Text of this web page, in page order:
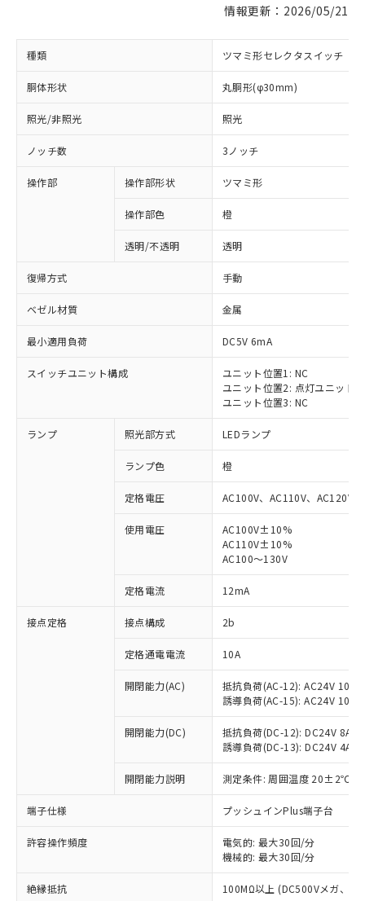
情報更新：2026/05/21
種類 ツマミ形セレクタスイッチ
胴体形状 丸胴形(φ30mm)
照光/非照光 照光
ノッチ数 3ノッチ
操作部 操作部形状 ツマミ形
操作部色 橙
透明/不透明 透明
復帰方式 手動
ベゼル材質 金属
最小適用負荷 DC5V 6mA
スイッチユニット構成
ユニット位置1: NC
ユニット位置2: 点灯ユニット
ユニット位置3: NC
ランプ 照光部方式 LEDランプ
ランプ色 橙
定格電圧 AC100V、AC110V、AC120V
使用電圧
AC100V±10%
AC110V±10%
AC100～130V
定格電流 12mA
接点定格 接点構成 2b
定格通電電流 10A
開閉能力(AC)
抵抗負荷(AC-12): AC24V 10A/
誘導負荷(AC-15): AC24V
開閉能力(DC)
抵抗負荷(DC-12): DC24V 8A/
誘導負荷(DC-13): DC24V 4A/
開閉能力説明 測定条件: 周囲温度 20±2℃、
端子仕様 プッシュインPlus端子台
許容操作頻度
電気的: 最大30回/分
機械的: 最大30回/分
絶縁抵抗 100MΩ以上 (DC500Vメガ、点
ご利用条件
以下の条件をお読みいただき、同意のうえ
ご利用ください。
商品の当社在庫状況および標準価格
(税抜)を提供させていただくもので
当社制御機器事業取扱商品の中には、
本サービスの対象外となる商品もある
ことをご了承ください。
在庫状況および標準価格照会結果は、
記載している更新日時点での社内デー
タに基づき作成されるものであり、閲
覧された時点での実際の在庫および標
※1 対応状況
対応済み：EU RoHS指令（10物質）の
非含有に対応した製品が提供可能な商品で
対応予定：EU RoHS指令（10物質）の非含
有に対応した製品に切り替える予定のある
対応予定なし：EU RoHS指令（10物質）の
非含有に非対応の商品で、対応品を出す予
調査・確認中：EU RoHS指令（10物質）の
非含有の対応状況を調査中または確認中の
非該当品：ライセンス料など無形物で、有
害物質有無と関係のない商品です。
仕入先様の事情により、非含有部品として
いたものが、含有品と判明した場合などや
むを得ず変更することがあります。
ミウム(Cd) 100ppm以下、
※1 中国RoHS○×表
「○」：最大均質材料含有率が中国RoHSの
基準値以下であることを示します。
「×」：最大均質材料含有率が中国RoHSの
基準値を超えていることを示します。
「－」：未確認です。当社販売部門へお問
い合わせください。
*中国RoHS10物質の基準値 (GB/T26572)：
Pb(鉛) :1000ppm、 Hg(水銀) : 1000ppm、 Cd(カドミウ
当社は、これら貴社製品のうち、外国
為替および外国貿易法に定める商品
（以下｢規制貨物等」という）を輸出
または国外への提供する場合は、日本
国政府の輸出許可(または役務取引許